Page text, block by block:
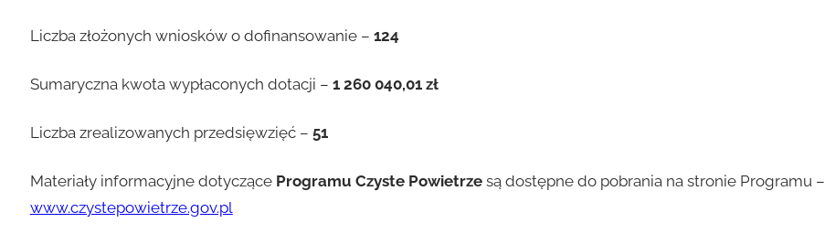
Liczba złożonych wniosków o dofinansowanie – 124
Sumaryczna kwota wypłaconych dotacji – 1 260 040,01 zł
Liczba zrealizowanych przedsięwzięć – 51
Materiały informacyjne dotyczące Programu Czyste Powietrzesą dostępne do pobrania na stronie Programu –
www.czystepowietrze.gov.pl